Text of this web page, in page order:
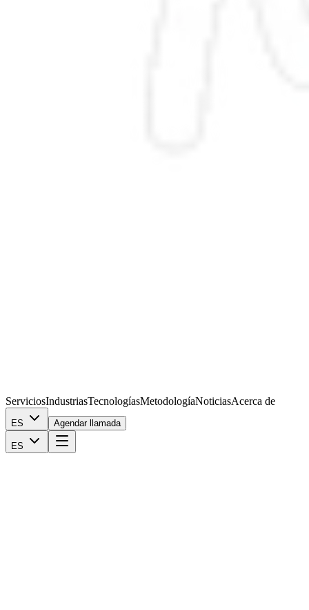
ServiciosIndustriasTecnologíasMetodologíaNoticiasAcerca de
ES Agendar llamada
ES